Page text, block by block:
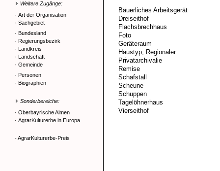
Weitere Zugänge:
· Art der Organisation
· Sachgebiet
· Bundesland
· Regierungsbezirk
· Landkreis
· Landschaft
· Gemeinde
· Personen
· Biographien
Sonderbereiche:
· Oberbayrische Almen
· AgrarKulturerbe in Europa
- AgrarKulturerbe-Preis
Bäuerliches Arbeitsgerät
Dreiseithof
Flachsbrechhaus
Foto
Geräteraum
Haustyp, Regionaler
Privatarchivalie
Remise
Schafstall
Scheune
Schuppen
Tagelöhnerhaus
Vierseithof